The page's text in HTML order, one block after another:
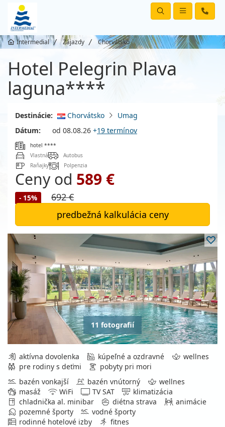
Intermedial Zájazdy Chorvátsko
Hotel Pelegrin Plava
laguna****
Destinácie: Chorvátsko
Umag
Dátum:
od 08.08.26 +19 termínov
hotel ****
Vlastná
Autobus
Raňajky
Polpenzia
Ceny od 589 €
- 15%
692 €
predbežná kalkulácia ceny
11 fotografií
aktívna dovolenka kúpeľné a ozdravné
wellnes
pre rodiny s deťmi
pobyty pri mori
bazén vonkajší
bazén vnútorný
wellnes
masáž
WiFi TV SAT
klimatizácia
chladnička al. minibar
diétna strava
animácie
pozemné športy
vodné športy
rodinné hotelové izby
fitnes